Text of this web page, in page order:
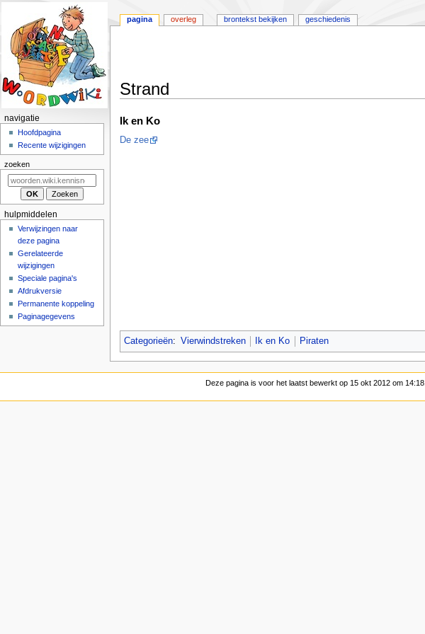
Strand
Naar
springen
Naar
springen
Ik en Ko
De zee
Categorieën: Vierwindstreken Ik en Ko Piraten
N
v
i
m
pagina overleg brontekst bekijken geschiedenis
navigatie
Hoofdpagina
Recente wijzigingen
zoeken
hulpmiddelen
Verwijzingen naar
deze pagina
Gerelateerde
wijzigingen
Speciale pagina's
Afdrukversie
Permanente koppeling
Paginagegevens
Deze pagina is voor het laatst bewerkt op 15 okt 2012 om 14:18.